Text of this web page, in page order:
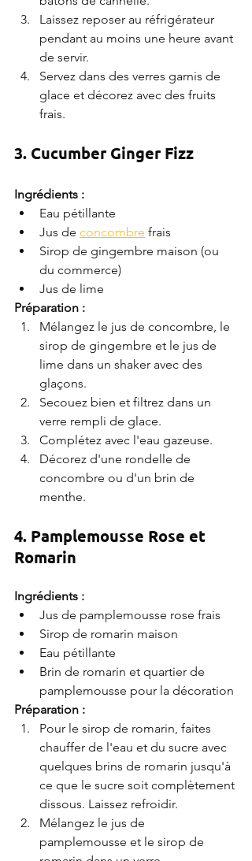
Laissez reposer au réfrigérateur
pendant au moins une heure avant
de servir.
Servez dans des verres garnis de
glace et décorez avec des fruits
frais.
3. Cucumber Ginger Fizz
Ingrédients :
Eau pétillante
Jus de concombre frais
Sirop de gingembre maison (ou
du commerce)
Jus de lime
Préparation :
Mélangez le jus de concombre, le
sirop de gingembre et le jus de
lime dans un shaker avec des
glaçons.
Secouez bien et filtrez dans un
verre rempli de glace.
Complétez avec l'eau gazeuse.
Décorez d'une rondelle de
concombre ou d'un brin de
menthe.
4. Pamplemousse Rose et
Romarin
Ingrédients :
Jus de pamplemousse rose frais
Sirop de romarin maison
Eau pétillante
Brin de romarin et quartier de
pamplemousse pour la décoration
Préparation :
Pour le sirop de romarin, faites
chauffer de l'eau et du sucre avec
quelques brins de romarin jusqu'à
ce que le sucre soit complètement
dissous. Laissez refroidir.
Mélangez le jus de
pamplemousse et le sirop de